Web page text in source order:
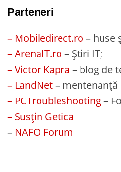
Parteneri
– Mobiledirect.ro – huse
– ArenaIT.ro – Știri IT;
– Victor Kapra – blog de
– LandNet– mentenanță
– PCTroubleshooting–
– Susțin Getica
– NAFO Forum